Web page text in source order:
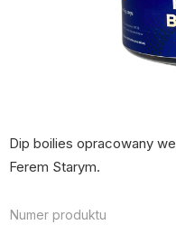
Dip boilies opracowany
Ferem Starym.
Numer produktu